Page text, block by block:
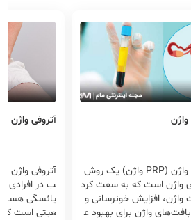
پی آر پی واژن (PRP واژن) یک روش
واژن است که به سفت کرد
افزایش خونرسانی و
واژن برای بهبود ع
آتروفی واژن
آتروفی واژن
ب در افرادی
یائسگی
عیتی است